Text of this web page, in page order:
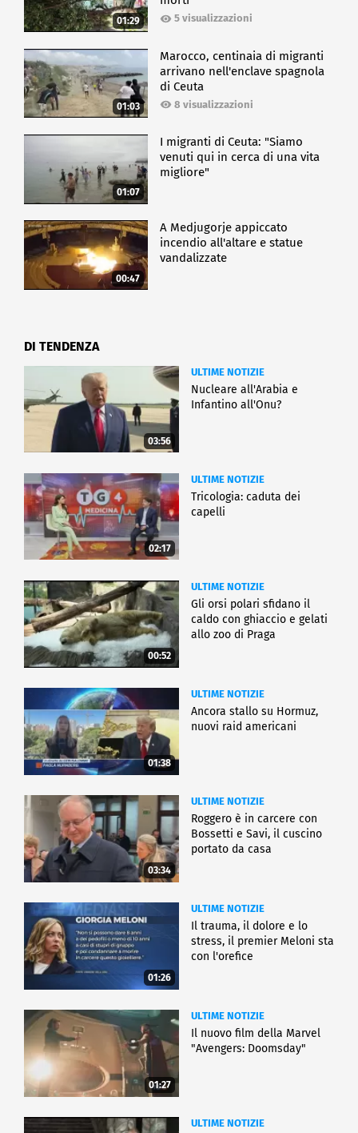
01:29 5 visualizzazioni
01:03
Marocco, centinaia di migranti
arrivano nell'enclave spagnola
di Ceuta
8 visualizzazioni
01:07
I migranti di Ceuta: "Siamo
venuti qui in cerca di una vita
migliore"
00:47
A Medjugorje appiccato
incendio all'altare e statue
vandalizzate
DI TENDENZA
03:56
ULTIME NOTIZIE
Nucleare all'Arabia e
Infantino all'Onu?
02:17
ULTIME NOTIZIE
Tricologia: caduta dei
capelli
00:52
ULTIME NOTIZIE
Gli orsi polari sfidano il
caldo con ghiaccio e gelati
allo zoo di Praga
01:38
ULTIME NOTIZIE
Ancora stallo su Hormuz,
nuovi raid americani
03:34
ULTIME NOTIZIE
Roggero è in carcere con
Bossetti e Savi, il cuscino
portato da casa
01:26
ULTIME NOTIZIE
Il trauma, il dolore e lo
stress, il premier Meloni sta
con l'orefice
01:27
ULTIME NOTIZIE
Il nuovo film della Marvel
"Avengers: Doomsday"
ULTIME NOTIZIE